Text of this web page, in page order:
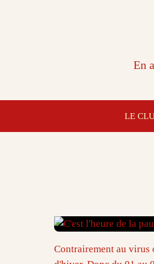
En
LE
Contrairement au virus